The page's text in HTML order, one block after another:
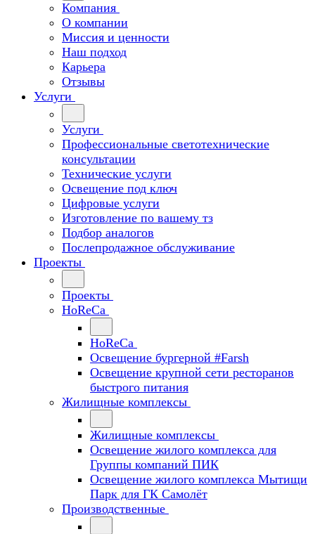
Компания
О компании
Миссия и ценности
Наш подход
Карьера
Отзывы
Услуги
Услуги
Профессиональные светотехнические
консультации
Технические услуги
Освещение под ключ
Цифровые услуги
Изготовление по вашему тз
Подбор аналогов
Послепродажное обслуживание
Проекты
Проекты
HoReCa
HoReCa
Освещение бургерной #Farsh
Освещение крупной сети ресторанов
быстрого питания
Жилищные комплексы
Жилищные комплексы
Освещение жилого комплекса для
Группы компаний ПИК
Освещение жилого комплекса Мытищи
Парк для ГК Самолёт
Производственные